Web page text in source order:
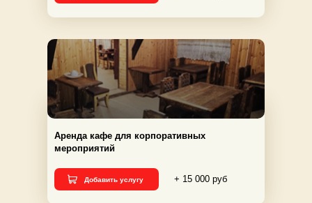
+ 15 000 руб
Аренда кафе для корпоративных
мероприятий
Добавить услугу